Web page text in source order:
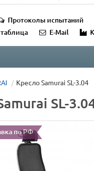
Протоколы испытаний
E-Mail
Кресло Samurai SL-3.04
SL-
по РФ